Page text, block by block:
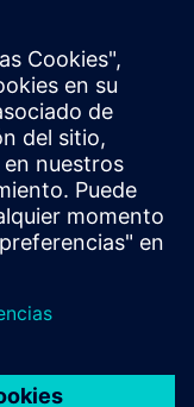
preguntas o